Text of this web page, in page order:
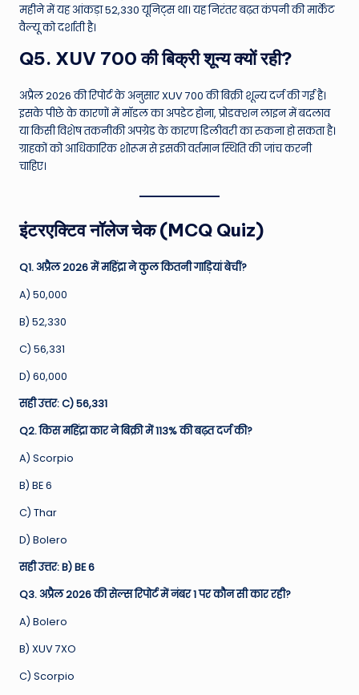
महीने में यह आंकड़ा 52,330 यूनिट्स था। यह निरंतर बढ़त कंपनी की मार्केट
वैल्यू को दर्शाती है।
Q5. XUV 700 की बिक्री शून्य क्यों रही?
अप्रैल 2026 की रिपोर्ट के अनुसार XUV 700 की बिक्री शून्य दर्ज की गई है।
इसके पीछे के कारणों में मॉडल का अपडेट होना, प्रोडक्शन लाइन में बदलाव
या किसी विशेष तकनीकी अपग्रेड के कारण डिलीवरी का रुकना हो सकता है।
ग्राहकों को आधिकारिक शोरूम से इसकी वर्तमान स्थिति की जांच करनी
चाहिए।
इंटरएक्टिव नॉलेज चेक (MCQ Quiz)
Q1. अप्रैल 2026 में महिंद्रा ने कुल कितनी गाड़ियां बेचीं?
A) 50,000
B) 52,330
C) 56,331
D) 60,000
सही उत्तर: C) 56,331
Q2. किस महिंद्रा कार ने बिक्री में 113% की बढ़त दर्ज की?
A) Scorpio
B) BE 6
C) Thar
D) Bolero
सही उत्तर: B) BE 6
Q3. अप्रैल 2026 की सेल्स रिपोर्ट में नंबर 1 पर कौन सी कार रही?
A) Bolero
B) XUV 7XO
C) Scorpio